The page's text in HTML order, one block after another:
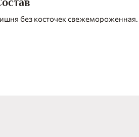
без косточек свежемороженная.